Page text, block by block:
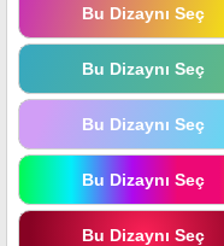
Bu Dizaynı Seç
Bu Dizaynı Seç
Bu Dizaynı Seç
Bu Dizaynı Seç
Bu Dizaynı Seç